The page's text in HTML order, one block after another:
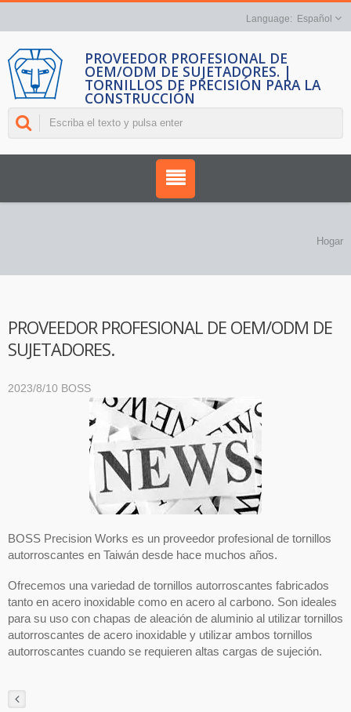
Español
PROVEEDOR PROFESIONAL DE
OEM/ODM DE SUJETADORES. |
TORNILLOS DE PRECISIÓN PARA LA
CONSTRUCCIÓN
Hogar
PROVEEDOR PROFESIONAL DE OEM/ODM DE
SUJETADORES.
2023/8/10 BOSS
BOSS Precision Works es un proveedor profesional de tornillos
autorroscantes en Taiwán desde hace muchos años.
Ofrecemos una variedad de tornillos autorroscantes fabricados
tanto en acero inoxidable como en acero al carbono. Son ideales
para su uso con chapas de aleación de aluminio al utilizar tornillos
autorroscantes de acero inoxidable y utilizar ambos tornillos
autorroscantes cuando se requieren altas cargas de sujeción.